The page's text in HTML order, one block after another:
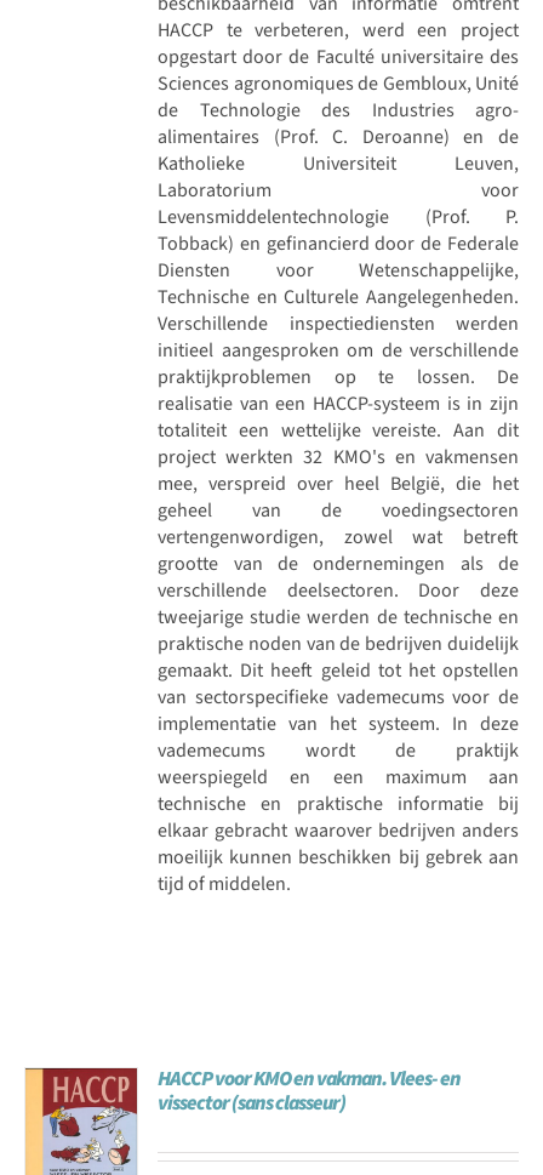
HACCP te verbeteren, werd een project
opgestart door de Faculté universitaire des
Sciences agronomiques de Gembloux, Unité
de Technologie des Industries agro-
alimentaires (Prof. C. Deroanne) en de
Katholieke Universiteit Leuven,
Laboratorium voor
Levensmiddelentechnologie (Prof. P.
Tobback) en gefinancierd door de Federale
Diensten voor Wetenschappelijke,
Technische en Culturele Aangelegenheden.
Verschillende inspectiediensten werden
initieel aangesproken om de verschillende
praktijkproblemen op te lossen. De
realisatie van een HACCP-systeem is in zijn
totaliteit een wettelijke vereiste. Aan dit
project werkten 32 KMO's en vakmensen
mee, verspreid over heel België, die het
geheel van de voedingsectoren
vertengenwordigen, zowel wat betreft
grootte van de ondernemingen als de
verschillende deelsectoren. Door deze
tweejarige studie werden de technische en
praktische noden van de bedrijven duidelijk
gemaakt. Dit heeft geleid tot het opstellen
van sectorspecifieke vademecums voor de
implementatie van het systeem. In deze
vademecums wordt de praktijk
weerspiegeld en een maximum aan
technische en praktische informatie bij
elkaar gebracht waarover bedrijven anders
moeilijk kunnen beschikken bij gebrek aan
tijd of middelen.
HACCP voor KMO en vakman. Vlees- en
vissector (sans classeur)